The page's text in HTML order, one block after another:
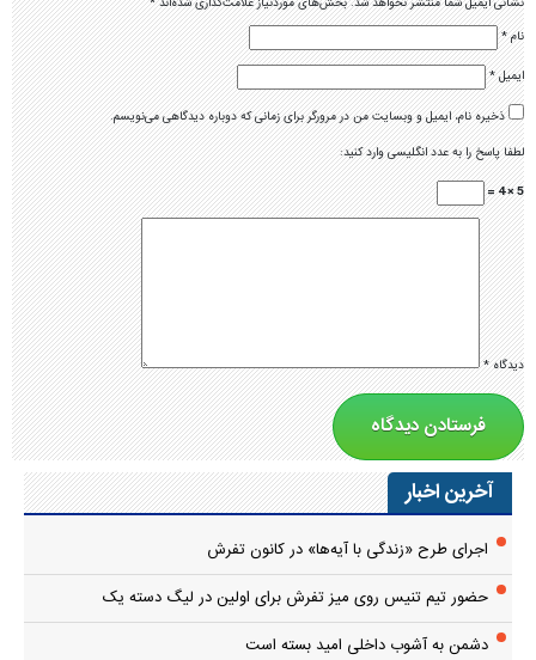
نام*
ایمیل*
ذخیره نام، ایمیل و وبسایت من در مرورگر برای زمانی که دوباره دیدگاهی می‌نویسم.
لطفا پاسخ را به عدد انگلیسی وارد کنید:
5 × 4 =
دیدگاه*
آخرین اخبار
اجرای طرح «زندگی با آیه‌ها» در کانون تفرش
حضور تیم تنیس روی میز تفرش برای اولین در لیگ دسته یک
دشمن به آشوب داخلی امید بسته است